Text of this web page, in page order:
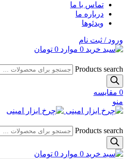
تماس با ما
درباره ما
ویدئوها
ورود / ثبت نام
0 موارد 0 تومان
Products search
0 مقایسه
منو
Products search
0 موارد 0 تومان